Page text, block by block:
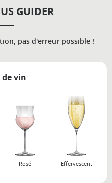
GUIDER
pas d'erreur possible !
de vin
Rosé Effervescent